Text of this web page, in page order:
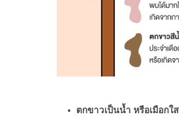
ตกขาวเป็นน้ำ หรือเมือกใส